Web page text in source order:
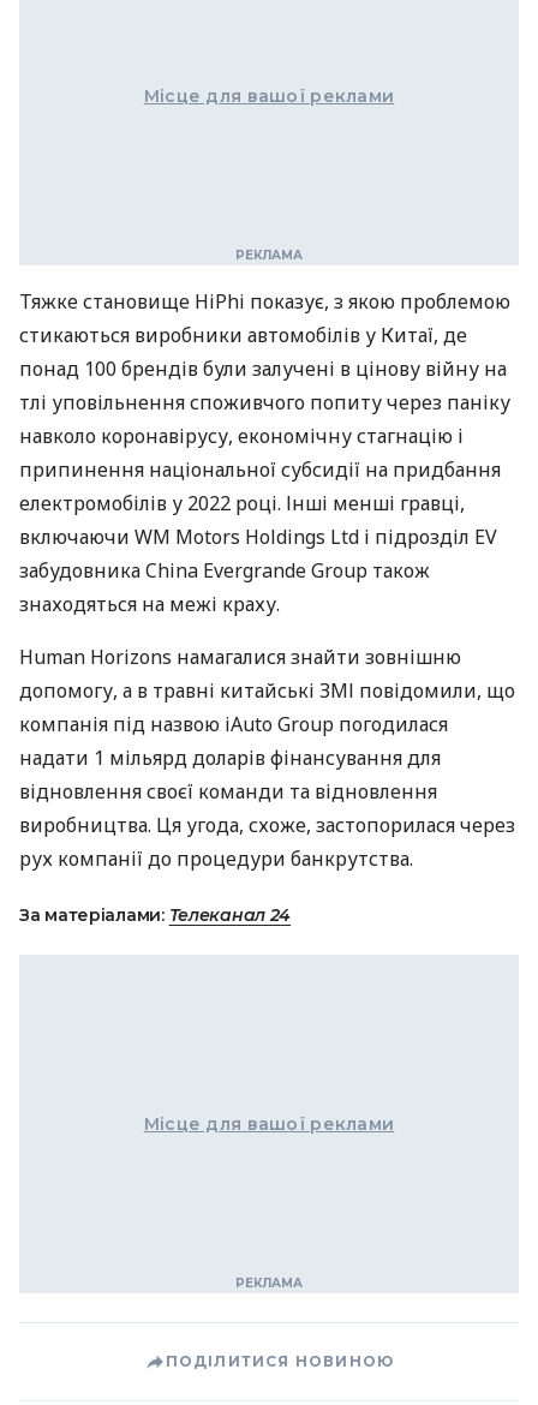
Місце для вашої реклами
Тяжке становище HiPhi показує, з якою проблемою
стикаються виробники автомобілів у Китаї, де
понад 100 брендів були залучені в цінову війну на
тлі уповільнення споживчого попиту через паніку
навколо коронавірусу, економічну стагнацію і
припинення національної субсидії на придбання
електромобілів у 2022 році. Інші менші гравці,
включаючи WM Motors Holdings Ltd і підрозділ EV
забудовника China Evergrande Group також
знаходяться на межі краху.
Human Horizons намагалися знайти зовнішню
допомогу, а в травні китайські ЗМІ повідомили, що
компанія під назвою iAuto Group погодилася
надати 1 мільярд доларів фінансування для
відновлення своєї команди та відновлення
виробництва. Ця угода, схоже, застопорилася через
рух компанії до процедури банкрутства.
За матеріалами: Телеканал 24
Місце для вашої реклами
ПОДІЛИТИСЯ НОВИНОЮ